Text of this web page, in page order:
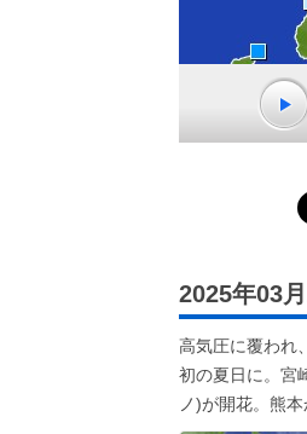
2025年03
高気圧に覆われ
初の夏日に。宮
ノ)が開花。熊